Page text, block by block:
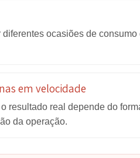
personalizados
formatos, artes e
demandas.
disponibilidade
o controle sobre